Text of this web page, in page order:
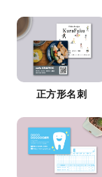
正方形名刺